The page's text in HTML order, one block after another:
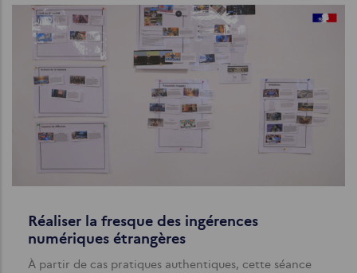
Réaliser la fresque des ingérences
numériques étrangères
À partir de cas pratiques authentiques, cette séance